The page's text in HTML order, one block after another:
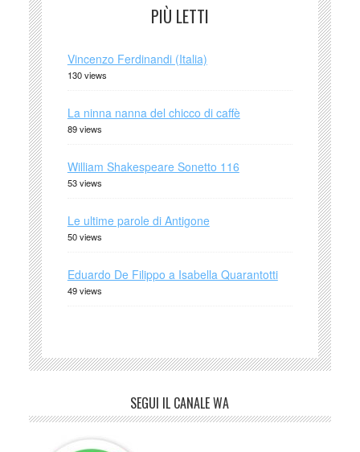
PIÙ LETTI
Vincenzo Ferdinandi (Italia)
130 views
La ninna nanna del chicco di caffè
89 views
William Shakespeare Sonetto 116
53 views
Le ultime parole di Antigone
50 views
Eduardo De Filippo a Isabella Quarantotti
49 views
SEGUI IL CANALE WA